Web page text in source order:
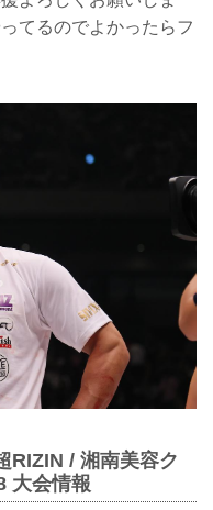
てるのでよかったらフ
/ 湘南美容ク
大会情報